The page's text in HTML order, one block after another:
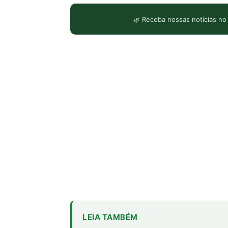
🌿 Receba nossas notícias
LEIA TAMBÉM